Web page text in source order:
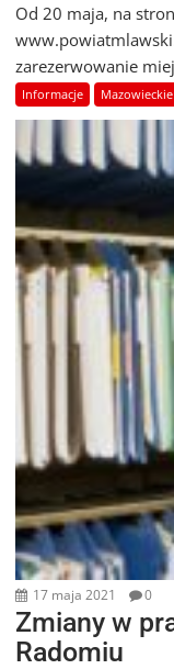
Od 20 maja, na
zarezerwowanie
Informacje Mazowieckie
17 maja 2021 0
Zmiany w
Radomiu